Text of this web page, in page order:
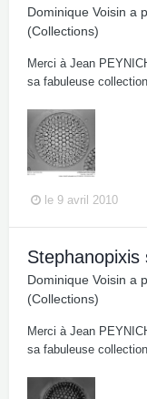
Dominique Voisin a
(Collections)
Merci à Jean
sa fabuleuse
le 9 avril 2010
Stephanopixis
Dominique Voisin a
(Collections)
Merci à Jean
sa fabuleuse